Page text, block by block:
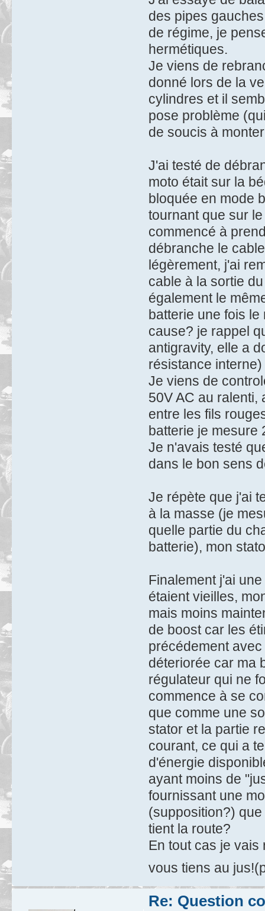
des pipes
de régime, je
hermétiques.
Je viens de
donné lors de la
cylindres et il
pose problème
de soucis à
J'ai testé de
moto était sur la
bloquée en mode
tournant que sur
commencé à
débranche le
légèrement, j'ai
cable à la sortie
également le
batterie une fois
cause? je rappel
antigravity, elle a
résistance
Je viens de
50V AC au ralenti,
entre les fils
batterie je mesure
Je n'avais testé
dans le bon sens
Je répète que j'ai
à la masse (je
quelle partie du
batterie), mon
Finalement j'ai
étaient vieilles,
mais moins
de boost car les
précédement
déteriorée car ma
régulateur qui ne
commence à se
que comme une
stator et la partie
courant, ce qui a
d'énergie
ayant moins de
fournissant une
(supposition?)
tient la route?
En tout cas je
vous tiens au
Re: Question